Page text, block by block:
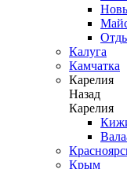
Калуга
Камчатка
Карелия
Назад
Карелия
Крым